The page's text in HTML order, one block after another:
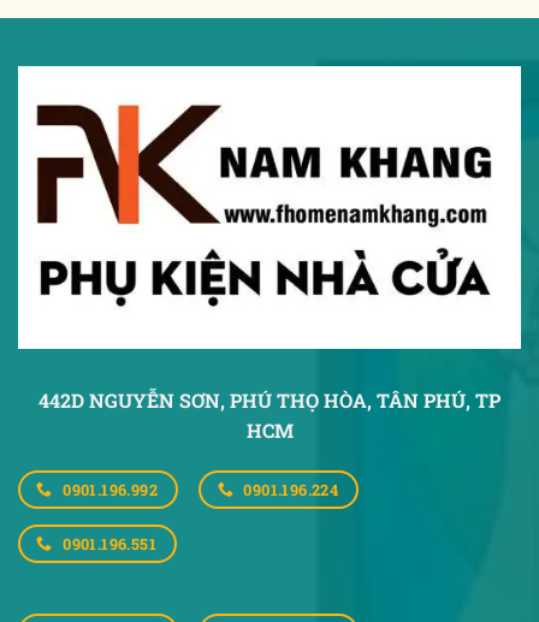
442D NGUYỄN SƠN, PHÚ THỌ HÒA,TÂN PHÚ, TP
HCM
0901.196.992 0901.196.224
0901.196.551